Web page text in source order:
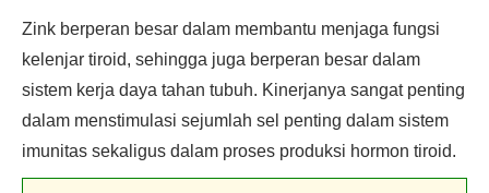
Zink berperan besar dalam membantu menjaga fungsi
kelenjar tiroid, sehingga juga berperan besar dalam
sistem kerja daya tahan tubuh. Kinerjanya sangat penting
dalam menstimulasi sejumlah sel penting dalam sistem
imunitas sekaligus dalam proses produksi hormon tiroid.